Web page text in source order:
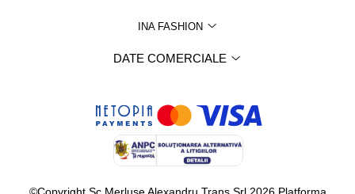
INA FASHION
DATE COMERCIALE
©Copyright Sc Merluse Alexandru Trans Srl 2026 Platforma